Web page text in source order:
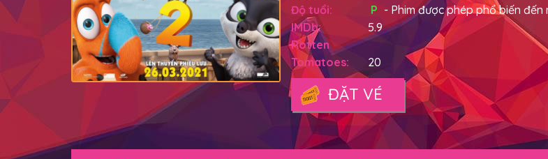
Độ tuổi:
P - Phim được phép phổ biến
IMDb:
5.9
Rotten
Tomatoes:
20
ĐẶT VÉ